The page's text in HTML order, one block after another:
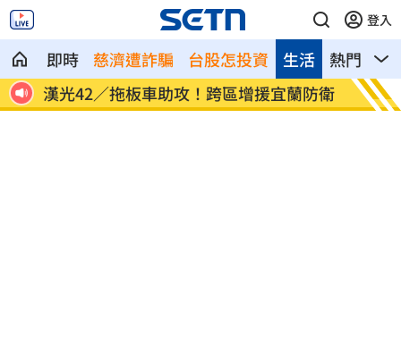
登入
即時 慈濟遭詐騙 台股怎投資 熱門 影
生活
漢光42／拖板車助攻！跨區增援宜蘭防衛 台積